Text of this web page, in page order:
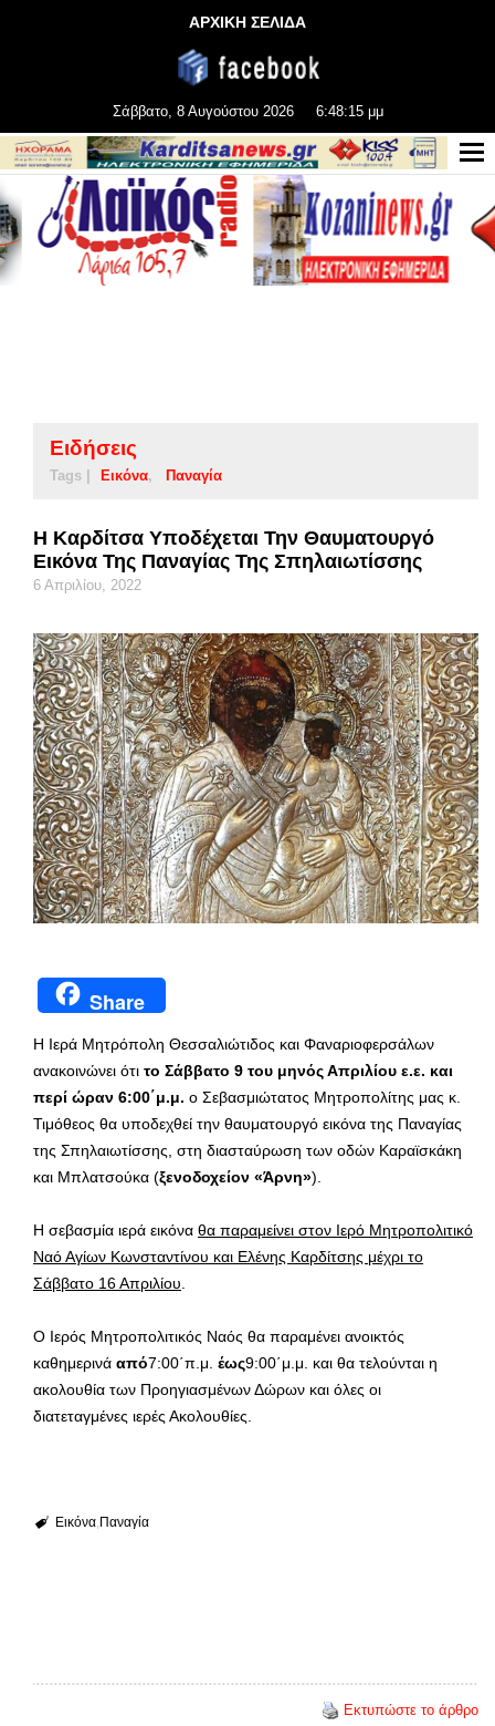
ΑΡΧΙΚΗ ΣΕΛΙΔΑ
Σάββατο, 8 Αυγούστου 2026 6:48:15 μμ
Ειδήσεις
Tags | Εικόνα Παναγία
Η Καρδίτσα Υποδέχεται Την Θαυματουργό
Εικόνα Της Παναγίας Της Σπηλαιωτίσσης
6 Απριλίου, 2022
Share
Η Ιερά Μητρόπολη Θεσσαλιώτιδος και Φαναριοφερσάλων
ανακοινώνει ότι το Σάββατο 9 του μηνός Απριλίου ε.ε. και
περί ώραν 6:00΄μ.μ. ο Σεβασμιώτατος Μητροπολίτης μας κ.
Τιμόθεος θα υποδεχθεί την θαυματουργό εικόνα της Παναγίας
της Σπηλαιωτίσσης, στη διασταύρωση των οδών Καραϊσκάκη
και Μπλατσούκα (ξενοδοχείον «Άρνη»).
Η σεβασμία ιερά εικόνα θα παραμείνει στον Ιερό Μητροπολιτικό
Ναό Αγίων Κωνσταντίνου και Ελένης Καρδίτσης μέχρι το
Σάββατο 16 Απριλίου
Ο Ιερός Μητροπολιτικός Ναός θα παραμένει ανοικτός
καθημερινά από7:00΄π.μ. έως9:00΄μ.μ. και θα τελούνται η
ακολουθία των Προηγιασμένων Δώρων και όλες οι
διατεταγμένες ιερές Ακολουθίες.
Εικόνα Παναγία
Εκτυπώστε το άρθρο